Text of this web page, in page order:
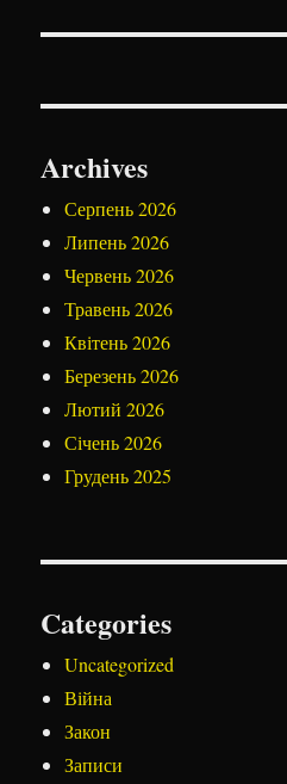
Archives
Серпень 2026
Липень 2026
Червень 2026
Травень 2026
Квітень 2026
Березень 2026
Лютий 2026
Січень 2026
Грудень 2025
Categories
Uncategorized
Війна
Закон
Записи